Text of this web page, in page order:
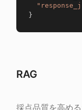
}
RAG
採点品質を高める